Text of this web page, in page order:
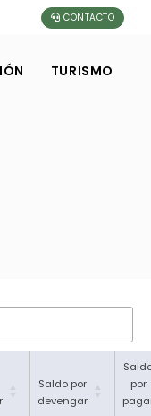
CONTACTO
TURISMO
Saldo por
devengar
por